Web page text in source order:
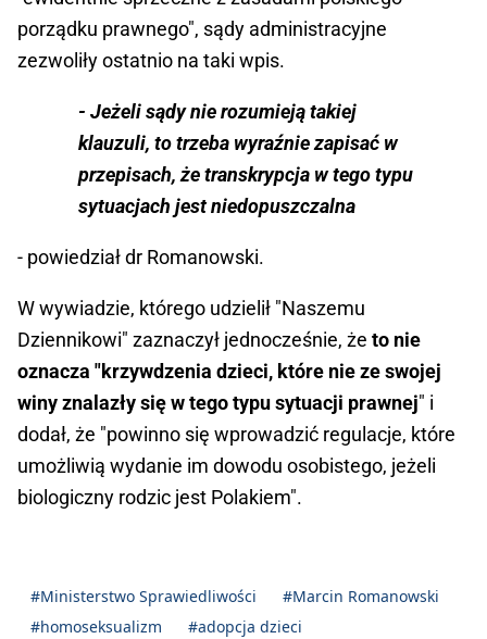
porządku prawnego", sądy administracyjne
zezwoliły ostatnio na taki wpis.
- Jeżeli sądy nie rozumieją takiej
klauzuli, to trzeba wyraźnie zapisać w
przepisach, że transkrypcja w tego typu
sytuacjach jest niedopuszczalna
- powiedział dr Romanowski.
W wywiadzie, którego udzielił "Naszemu
Dziennikowi" zaznaczył jednocześnie, że to nie
oznacza "krzywdzenia dzieci, które nie ze swojej
winy znalazły się w tego typu sytuacji prawnej" i
dodał, że "powinno się wprowadzić regulacje, które
umożliwią wydanie im dowodu osobistego, jeżeli
biologiczny rodzic jest Polakiem".
#Ministerstwo Sprawiedliwości
#Marcin Romanowski
#homoseksualizm
#adopcja dzieci